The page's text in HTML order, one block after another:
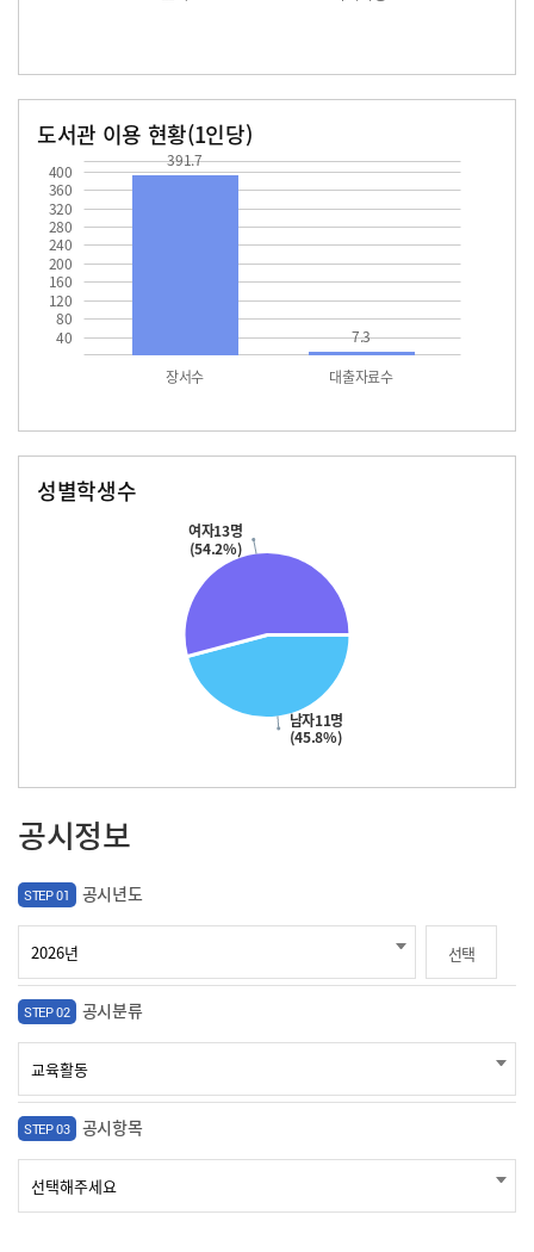
도서관 이용 현황(1인당)
40
80
120
160
200
240
280
320
360
400
장서수 대출자료수
391.7
7.3
성별학생수
남자11명
(45.8%)
여자13명
(54.2%)
공시정보
STEP 01 공시년도
선택
STEP 02 공시분류
STEP 03 공시항목